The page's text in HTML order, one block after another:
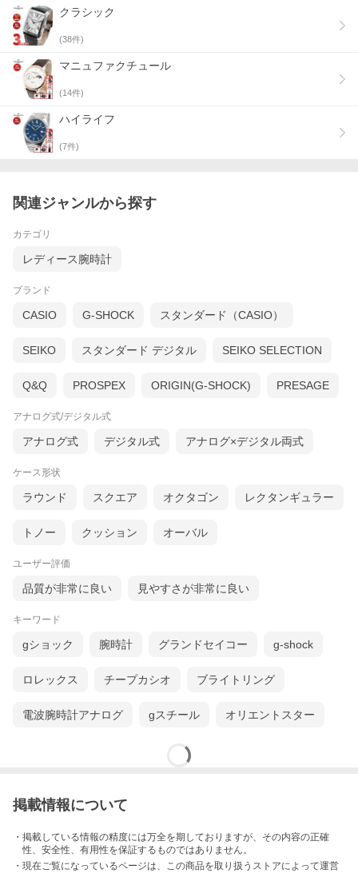
2003年に初登場以来、さまざまなラインナップで人気のコレクシ
ョン「クラシック カレ」
新作はムーブメントを包み隠したスタイリッシュな文字盤で登場
い時計。
バーインデックスと2面ファセット仕上げのドルフィン針、控えめ
ながらも実用的なデイト表示を設けたミニマリストスタイルで
商品名
フレデリック・コンスタント FREDERIQUE
時計 メンズ 自動巻き FC-303S4C26
ムーブメント
3気圧防水
38時間パワーリザーブ
日付表示
シースルーバック
クラシック
(38件)
マニュファクチュール
(14件)
ハイライフ
(7件)
関連ジャンルから探す
カテゴリ
レディース腕時計
ブランド
CASIO G-SHOCK スタンダード（CASIO）
SEIKO スタンダード デジタル SEIKO SELECTION
Q&Q PROSPEX ORIGIN(G-SHOCK) PRESAGE
アナログ式/デジタル式
アナログ式 デジタル式 アナログ×デジタル両式
ケース形状
ラウンド スクエア オクタゴン レクタンギュラー
トノー クッション オーバル
ユーザー評価
品質が非常に良い 見やすさが非常に良い
キーワード
gショック 腕時計 グランドセイコー g-shock
ロレックス チープカシオ ブライトリング
電波腕時計アナログ gスチール オリエントスター
掲載情報について
・掲載している情報の精度には万全を期しておりますが、その内容の正確
性、安全性、有用性を保証するものではありません。
・現在ご覧になっているページは、この商品を取り扱うストアによって運営